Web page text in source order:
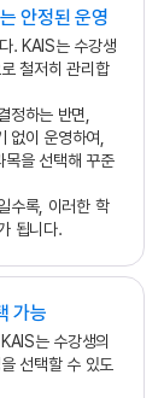
안정된 운영
. KAIS는 수강생
철저히 관리합
정하는 반면,
없이 운영하여,
목을 선택해 꾸준
수록, 이러한 학
됩니다.
가능
는 수강생의
선택할 수 있도